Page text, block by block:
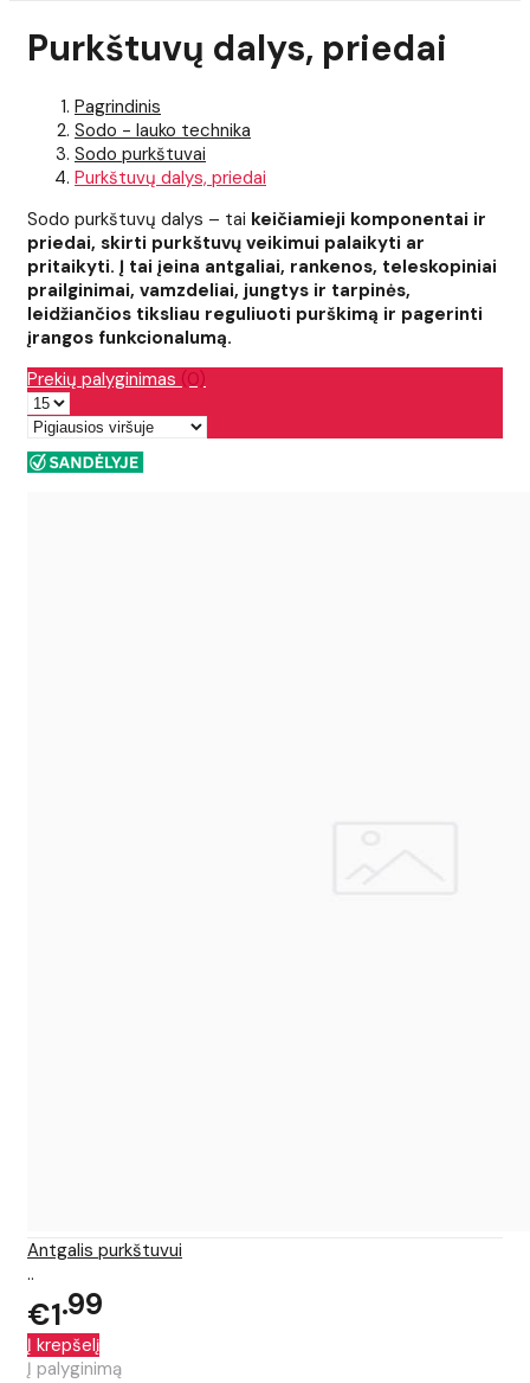
Purkštuvų dalys, priedai
Pagrindinis
Sodo - lauko technika
Sodo purkštuvai
Purkštuvų dalys, priedai
Sodo purkštuvų dalys – tai keičiamieji komponentai ir
priedai, skirti purkštuvų veikimui palaikyti ar
pritaikyti. Į tai įeina antgaliai, rankenos, teleskopiniai
prailginimai, vamzdeliai, jungtys ir tarpinės,
leidžiančios tiksliau reguliuoti purškimą ir pagerinti
įrangos funkcionalumą.
Prekių palyginimas (0)
Antgalis purkštuvui
..
€1 99
Į krepšelį
Į palyginimą